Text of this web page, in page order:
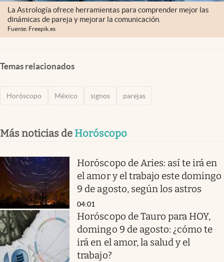
La Astrología ofrece herramientas para comprender mejor las
dinámicas de pareja y mejorar la comunicación.
Fuente: Freepik.es
Temas relacionados
Horóscopo México signos parejas
Más noticias de Horóscopo
Horóscopo de Aries: así te irá en
el amor y el trabajo este domingo
9 de agosto, según los astros
04:01
Horóscopo de Tauro para HOY,
domingo 9 de agosto: ¿cómo te
irá en el amor, la salud y el
trabajo?